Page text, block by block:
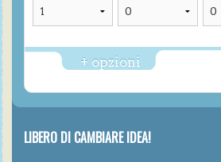
+ opzioni
LIBERO DI CAMBIARE IDEA!